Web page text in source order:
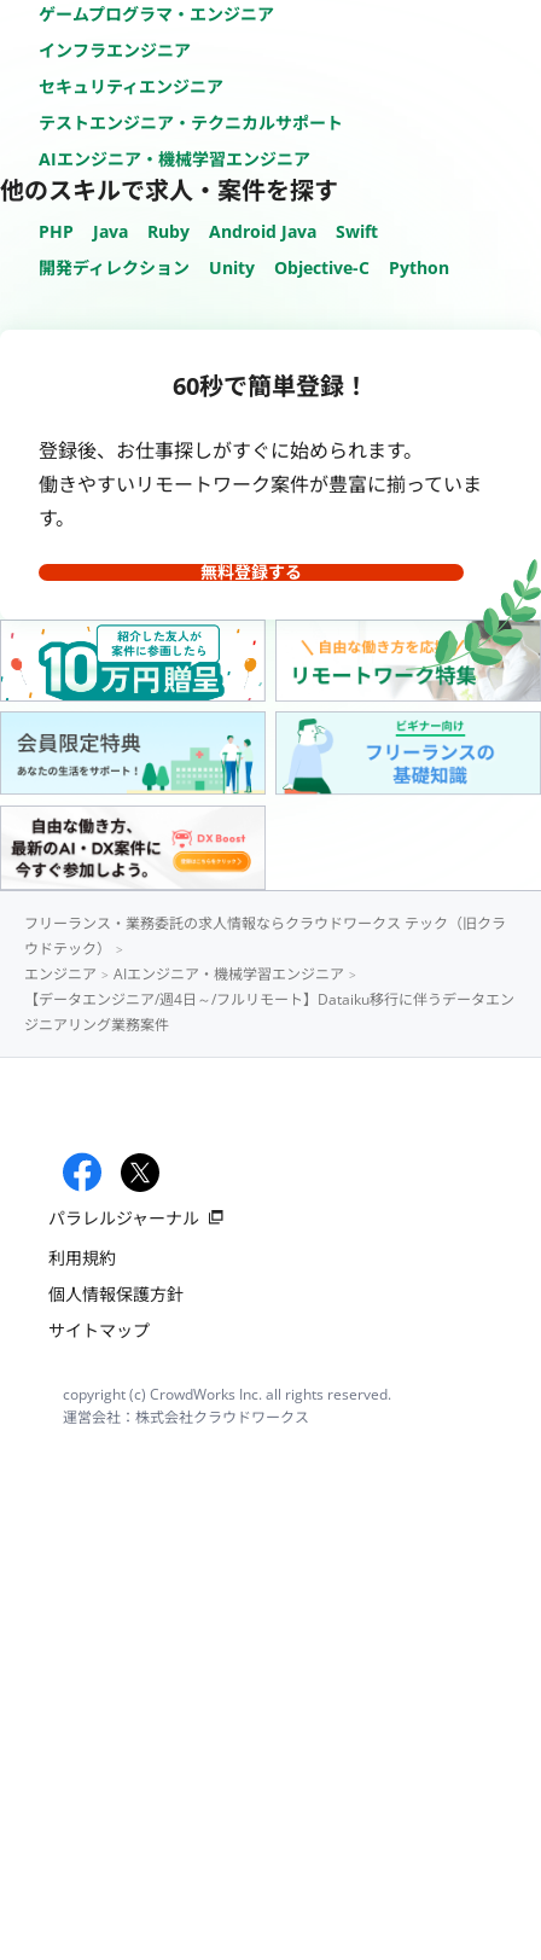
ゲームプログラマ・エンジニア
インフラエンジニア
セキュリティエンジニア
テストエンジニア・テクニカルサポート
AIエンジニア・機械学習エンジニア
他のスキルで求人・案件を探す
PHP Java Ruby Android Java
Swift
開発ディレクション
Unity Objective-C Python
60秒で簡単登録！
登録後、お仕事探しがすぐに始められます。
働きやすいリモートワーク案件が豊富に揃っていま
す。
無料登録する
フリーランス・業務委託の求人情報ならクラウドワークス テック（旧クラ
ウドテック）
エンジニア
AIエンジニア・機械学習エンジニア
【データエンジニア/週4日～/フルリモート】Dataiku移行に伴うデータエン
ジニアリング業務案件
パラレルジャーナル
利用規約
個人情報保護方針
サイトマップ
copyright (c) CrowdWorks Inc. all rights reserved.
運営会社：株式会社クラウドワークス